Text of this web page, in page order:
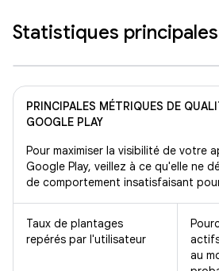
Statistiques principales
PRINCIPALES MÉTRIQUES DE
GOOGLE PLAY
Pour maximiser la visibilité de votre
Google Play, veillez à ce qu'elle ne
de comportement insatisfaisant
Taux de plantages
repérés par l'utilisateur
au